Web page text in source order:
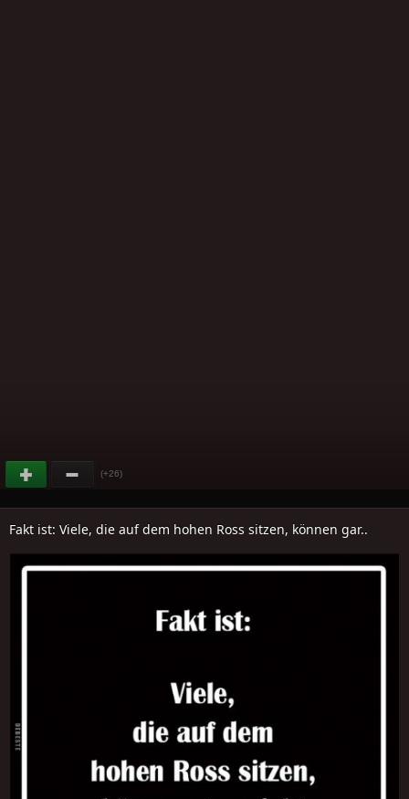
(+26)
Fakt ist: Viele, die auf dem hohen Ross sitzen, können gar..